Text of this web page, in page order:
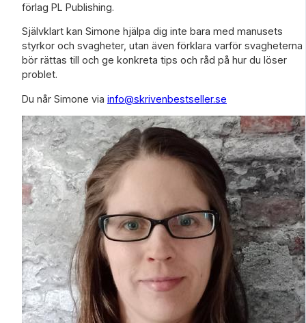
förlag PL Publishing.
Självklart kan Simone hjälpa dig inte bara med manusets
styrkor och svagheter, utan även förklara varför svagheterna
bör rättas till och ge konkreta tips och råd på hur du löser
problet.
Du når Simone via info@skrivenbestseller.se